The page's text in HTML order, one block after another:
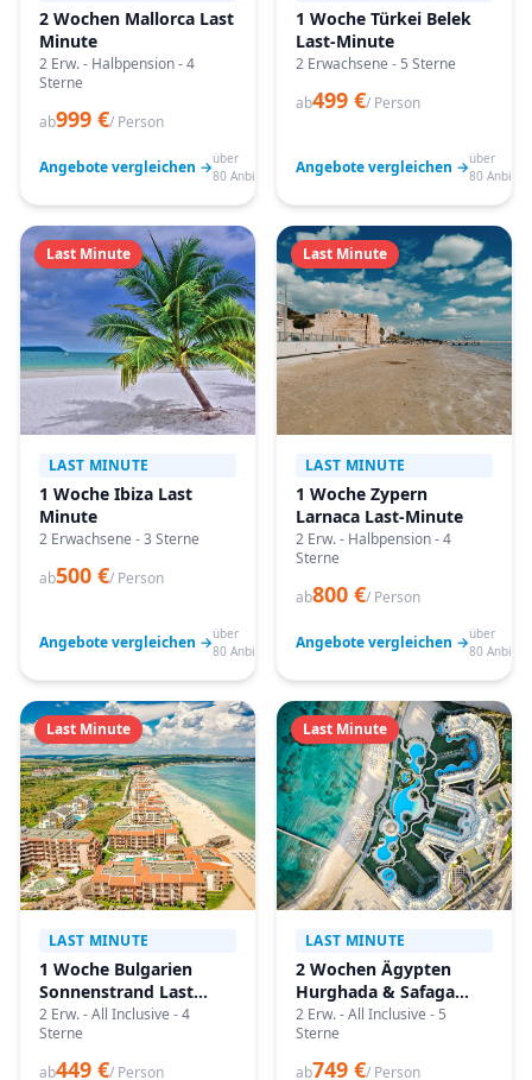
2 Wochen Mallorca Last
Minute
2 Erw. - Halbpension - 4
Sterne
ab999 €/ Person
Angebote vergleichen →über
80 Anbieter
1 Woche Türkei Belek
Last-Minute
2 Erwachsene - 5 Sterne
ab499 €/ Person
Angebote vergleichen →über
80
Last Minute
LAST MINUTE
1 Woche Ibiza Last
Minute
2 Erwachsene - 3 Sterne
ab500 €/ Person
Angebote vergleichen →über
80 Anbieter
Last Minute
LAST MINUTE
1 Woche Zypern
Larnaca Last-Minute
2 Erw. - Halbpension - 4
Sterne
ab800 €/ Person
Angebote vergleichen →über
80
Last Minute
LAST MINUTE
1 Woche Bulgarien
Sonnenstrand Last
Minute
2 Erw. - All Inclusive - 4
Sterne
ab449 €/ Person
Last Minute
LAST MINUTE
2 Wochen Ägypten
Hurghada & Safaga
Last Minute
2 Erw. - All Inclusive - 5
Sterne
ab749 €/ Person